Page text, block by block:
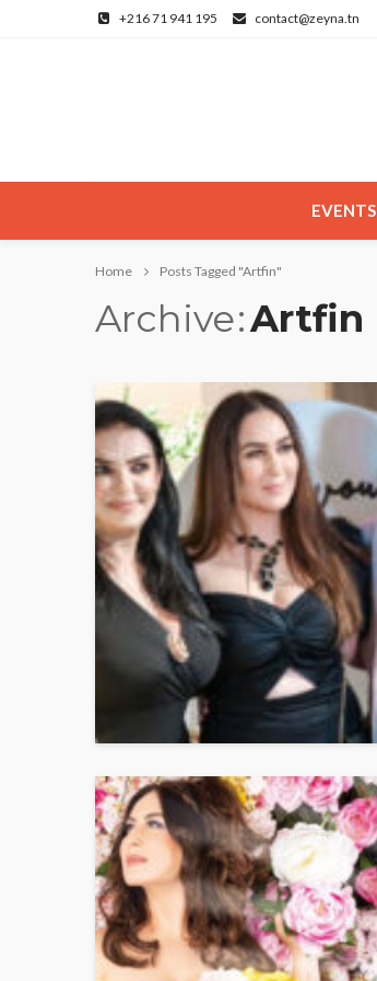
+216 71 941 195 contact@zeyna.tn
EVENTS
Home Posts Tagged "Artfin"
Archive Artfin